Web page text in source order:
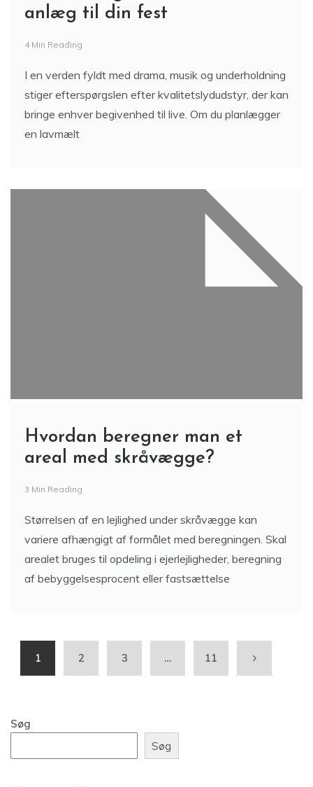
anlæg til din fest
4 Min Reading
I en verden fyldt med drama, musik og underholdning
stiger efterspørgslen efter kvalitetslydudstyr, der kan
bringe enhver begivenhed til live. Om du planlægger
en lavmælt
Hvordan beregner man et
areal med skråvægge?
3 Min Reading
Størrelsen af en lejlighed under skråvægge kan
variere afhængigt af formålet med beregningen. Skal
arealet bruges til opdeling i ejerlejligheder, beregning
af bebyggelsesprocent eller fastsættelse
1 2 3 … 11
Søg
Søg